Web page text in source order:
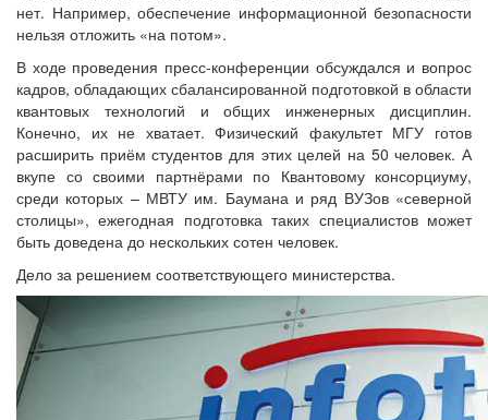
нет. Например, обеспечение информационной безопасности
нельзя отложить «на потом».
В ходе проведения пресс-конференции обсуждался и вопрос
кадров, обладающих сбалансированной подготовкой в области
квантовых технологий и общих инженерных дисциплин.
Конечно, их не хватает. Физический факультет МГУ готов
расширить приём студентов для этих целей на 50 человек. А
вкупе со своими партнёрами по Квантовому консорциуму,
среди которых – МВТУ им. Баумана и ряд ВУЗов «северной
столицы», ежегодная подготовка таких специалистов может
быть доведена до нескольких сотен человек.
Дело за решением соответствующего министерства.